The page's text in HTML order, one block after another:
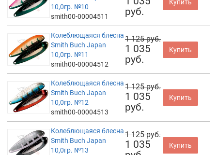
10,0гр. №10
smith00-00004511
руб.
Купить
Колеблющаяся блесна
Smith Buch Japan
10,0гр. №11
smith00-00004512
1 125 руб.
1 035
руб.
Купить
Колеблющаяся блесна
Smith Buch Japan
10,0гр. №12
smith00-00004513
1 125 руб.
1 035
руб.
Купить
Колеблющаяся блесна
Smith Buch Japan
10,0гр. №13
1 125 руб.
1 035
Купить